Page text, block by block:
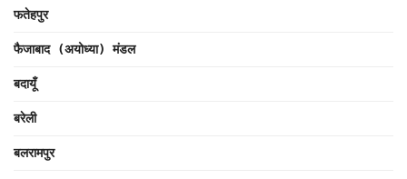
फतेहपुर
फैजाबाद (अयोध्या) मंडल
बदायूँ
बरेली
बलरामपुर